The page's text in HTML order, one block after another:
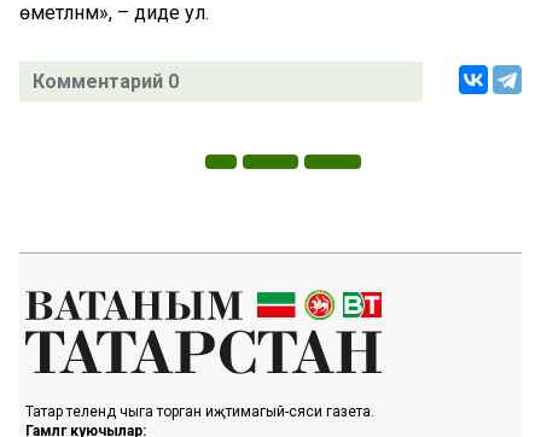
өметләнәм», – диде ул.
Комментарий 0
Татар телендә чыга торган иҗтимагый-сәяси газета.
Гамәлгә куючылар: